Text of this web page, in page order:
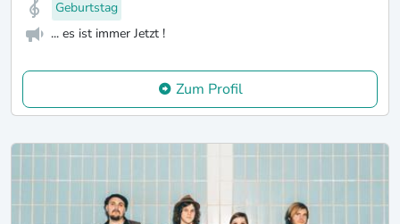
Geburtstag
... es ist immer Jetzt !
Zum Profil